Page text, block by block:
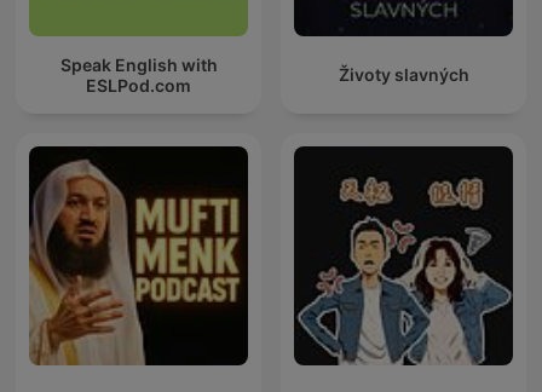
Speak English with
ESLPod.com
Životy slavných